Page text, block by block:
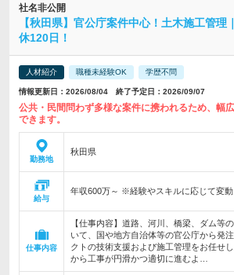
社名非公開
【秋田県】官公庁案件中心！土木施工管
休120日！
人材紹介 職種未経験OK 学歴不問
情報更新日：2026/08/04 終了予定日：2026/09/07
公共・民間問わず多様な案件に携われるため、幅
できます。
勤務地
秋田県
給与
年収600万～ ※経験やスキルに応じて変
仕事内容
【仕事内容】道路、河川、橋梁、ダム等
いて、国や地方自治体等の官公庁から発
クトの技術支援および施工管理をお任せ
から工事が円滑かつ適切に進むよ…